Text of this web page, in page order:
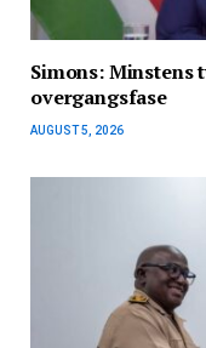
Simons: Minstens
overgangsfase
AUGUST 5, 2026